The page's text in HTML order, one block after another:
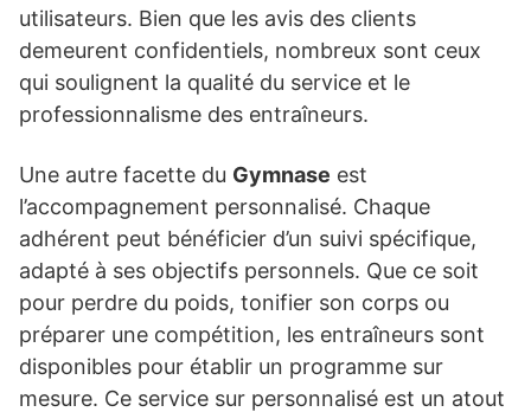
utilisateurs. Bien que les avis des clients
demeurent confidentiels, nombreux sont ceux
qui soulignent la qualité du service et le
professionnalisme des entraîneurs.
Une autre facette du Gymnase est
l’accompagnement personnalisé. Chaque
adhérent peut bénéficier d’un suivi spécifique,
adapté à ses objectifs personnels. Que ce soit
pour perdre du poids, tonifier son corps ou
préparer une compétition, les entraîneurs sont
disponibles pour établir un programme sur
mesure. Ce service sur personnalisé est un atout